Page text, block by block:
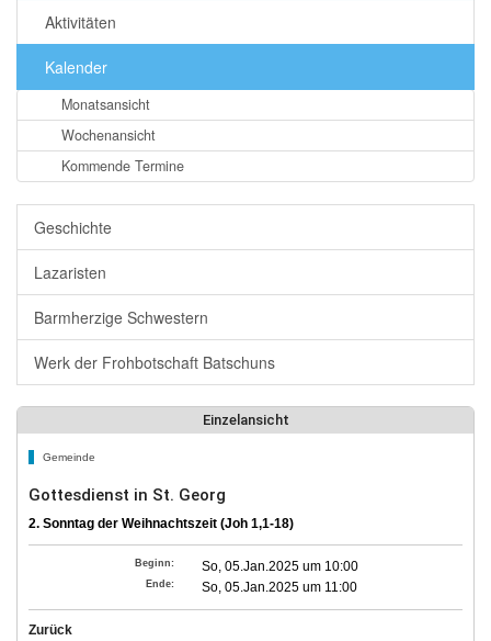
Aktivitäten
Kalender
Monatsansicht
Wochenansicht
Kommende Termine
Geschichte
Lazaristen
Barmherzige Schwestern
Werk der Frohbotschaft Batschuns
Einzelansicht
Gemeinde
Gottesdienst in St. Georg
2. Sonntag der Weihnachtszeit (Joh 1,1-18)
Beginn: So, 05.Jan.2025 um 10:00
Ende: So, 05.Jan.2025 um 11:00
Zurück